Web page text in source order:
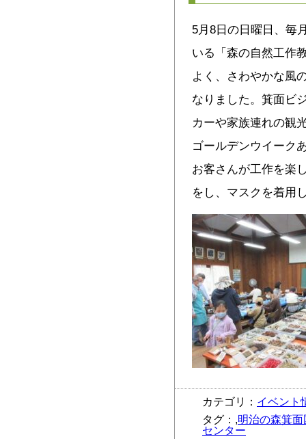
5月8日の日曜日、毎
いる「森の自然工作
よく、さわやかな風
なりました。箕面ビ
カーや家族連れの観
ゴールデンウイーク
お客さんが工作を楽
をし、マスクを着用
カテゴリ： イベント
タグ：,明治の森箕
センター